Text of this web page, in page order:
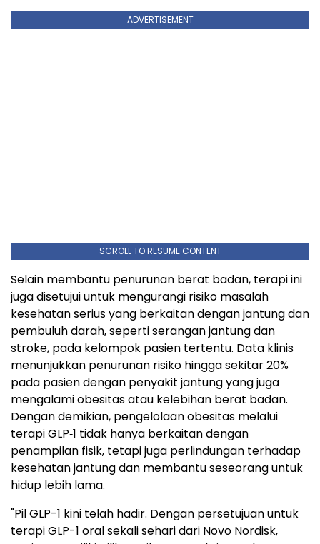
ADVERTISEMENT
SCROLL TO RESUME CONTENT
Selain membantu penurunan berat badan, terapi ini
juga disetujui untuk mengurangi risiko masalah
kesehatan serius yang berkaitan dengan jantung dan
pembuluh darah, seperti serangan jantung dan
stroke, pada kelompok pasien tertentu. Data klinis
menunjukkan penurunan risiko hingga sekitar 20%
pada pasien dengan penyakit jantung yang juga
mengalami obesitas atau kelebihan berat badan.
Dengan demikian, pengelolaan obesitas melalui
terapi GLP‑1 tidak hanya berkaitan dengan
penampilan fisik, tetapi juga perlindungan terhadap
kesehatan jantung dan membantu seseorang untuk
hidup lebih lama.
"Pil GLP-1 kini telah hadir. Dengan persetujuan untuk
terapi GLP-1 oral sekali sehari dari Novo Nordisk,